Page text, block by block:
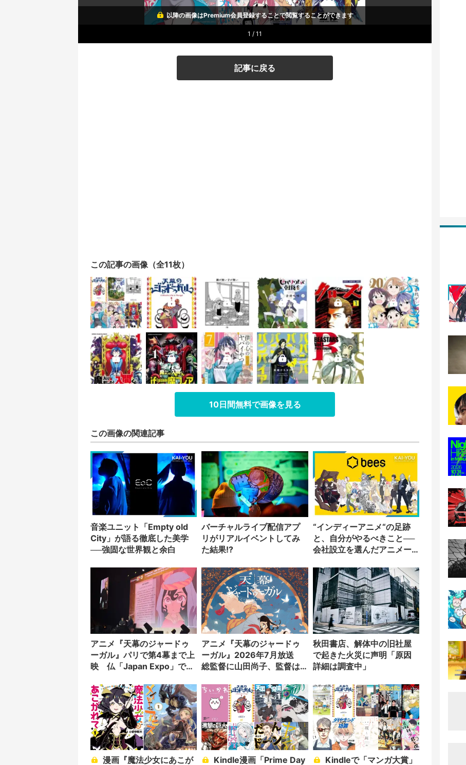
以降の画像はPremium会員登録することで閲覧することができます
1 / 11
記事に戻る
この記事の画像（全11枚）
10日間無料で画像を見る
この画像の関連記事
音楽ユニット「Empty old
City」が語る徹底した美学
──強固な世界観と余白
バーチャルライブ配信アプ
リがリアルイベントしてみ
た結果!?
“インディーアニメ“の足跡
と、自分がやるべきこと──
会社設立を選んだアニメー
アニメ『天幕のジャードゥ
ーガル』パリで第4幕まで上
映 仏「Japan Expo」で大
アニメ『天幕のジャードゥ
ーガル』2026年7月放送
総監督に山田尚子、監督は
秋田書店、解体中の旧社屋
で起きた火災に声明「原因
詳細は調査中」